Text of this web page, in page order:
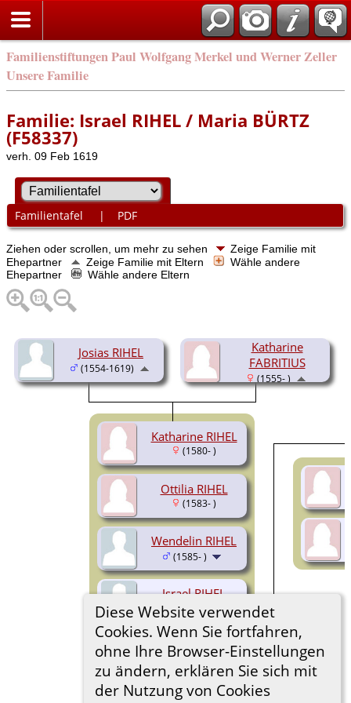
Familienstiftungen Paul Wolfgang Merkel und Werner Zeller
Unsere Familie
Diese Website verwendet
Cookies. Wenn Sie fortfahren,
ohne Ihre Browser-Einstellungen
zu ändern, erklären Sie sich mit
der Nutzung von Cookies
Familie: Israel RIHEL / Maria BÜRTZ
(F58337)
verh. 09 Feb 1619
Familientafel | PDF
Ziehen oder scrollen, um mehr zu sehen
Zeige Familie mit
Ehepartner
Zeige Familie mit Eltern
Wähle andere
Ehepartner
Wähle andere Eltern
Josias RIHEL
(1554-1619)
Katharine
FABRITIUS
(1555- )
Katharine RIHEL
(1580- )
Ottilia RIHEL
(1583- )
Wendelin RIHEL
(1585- )
Friedrich RIHEL
(1590- )
Israel RIHEL
(1587-1623)